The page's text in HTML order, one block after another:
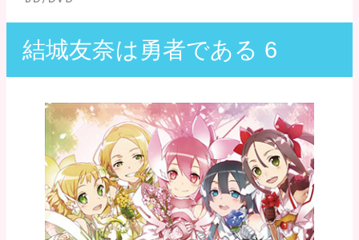
結城友奈は勇者である 6